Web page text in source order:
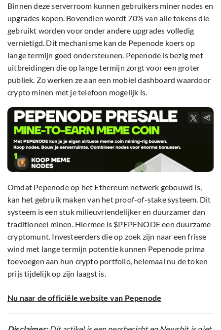
Binnen deze serverroom kunnen gebruikers miner nodes en
upgrades kopen. Bovendien wordt 70% van alle tokens die
gebruikt worden voor onder andere upgrades volledig
vernietigd. Dit mechanisme kan de Pepenode koers op
lange termijn goed ondersteunen. Pepenode is bezig met
uitbreidingen die op lange termijn zorgt voor een groter
publiek. Zo werken ze aan een mobiel dashboard waardoor
crypto minen met je telefoon mogelijk is.
Omdat Pepenode op het Ethereum netwerk gebouwd is,
kan het gebruik maken van het proof-of-stake systeem. Dit
systeem is een stuk milieuvriendelijker en duurzamer dan
traditioneel minen. Hiermee is $PEPENODE een duurzame
cryptomunt. Investeerders die op zoek zijn naar een frisse
wind met lange termijn potentie kunnen Pepenode prima
toevoegen aan hun crypto portfolio, helemaal nu de token
prijs tijdelijk op zijn laagst is.
Nu naar de officiële website van Pepenode